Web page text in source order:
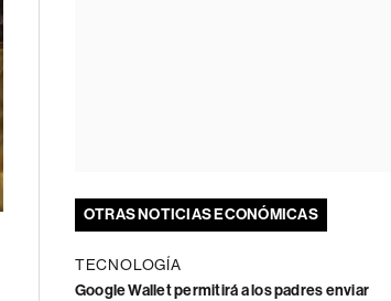
OTRAS NOTICIAS ECONÓMICAS
TECNOLOGÍA
Google Wallet permitirá a los padres enviar